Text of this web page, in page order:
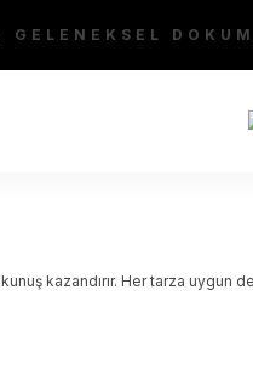
GELENEKSEL
kazandırır. Her tarza uygun